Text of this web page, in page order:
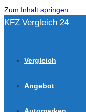
Zum Inhalt springen
KFZ Vergleich 24
Vergleich
Angebot